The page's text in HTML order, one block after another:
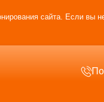
сайта. Если вы